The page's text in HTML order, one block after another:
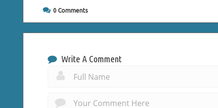
0 Comments
Write A Comment